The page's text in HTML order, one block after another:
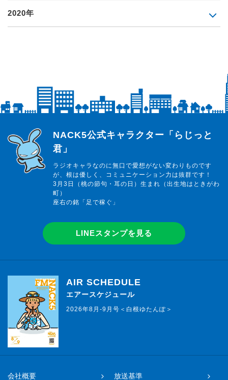
2020年
らじっと君
NACK5公式キャラクター「らじっと
君」
ラジオキャラなのに無口で愛想がない変わりものです
が、根は優しく、コミュニケーション力は抜群です！
3月3日（桃の節句・耳の日）生まれ（出生地はときがわ
町）
座右の銘「足で稼ぐ」
LINEスタンプを見る
AIR SCHEDULE
エアースケジュール
2026年8月-9月号＜白根ゆたんぽ＞
会社概要 放送基準